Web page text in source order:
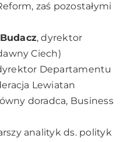
zaś pozostałymi
, dyrektor
Ciech)
Departamentu
Lewiatan
doradca, Business
analityk ds. polityk